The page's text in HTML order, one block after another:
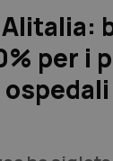
per i